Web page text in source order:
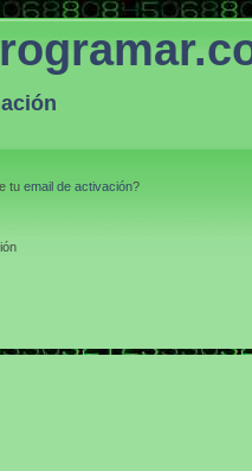
tu email de activación?